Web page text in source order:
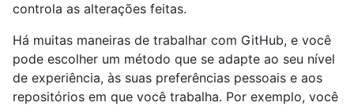
controla as alterações feitas.
Há muitas maneiras de trabalhar com GitHub, e você
pode escolher um método que se adapte ao seu nível
de experiência, às suas preferências pessoais e aos
repositórios em que você trabalha. Por exemplo, você